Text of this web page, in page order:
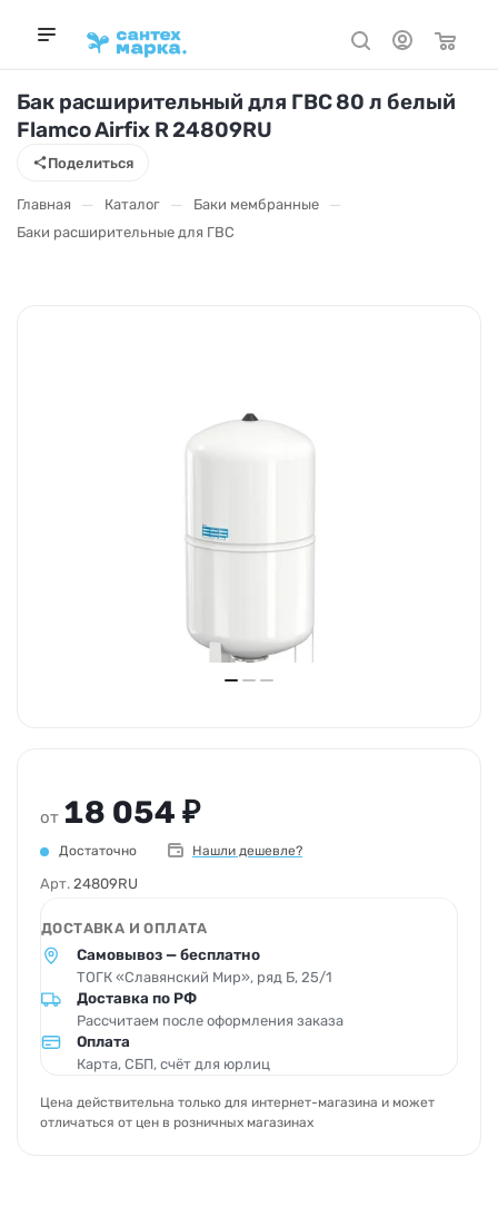
Поделиться
Бак расширительный для ГВС 80 л белый
Flamco Airfix R 24809RU
Главная — Каталог — Баки мембранные —
Баки расширительные для ГВС
от 18 054 ₽
Достаточно Нашли дешевле?
Арт. 24809RU
ДОСТАВКА И ОПЛАТА
Самовывоз — бесплатно
ТОГК «Славянский Мир», ряд Б, 25/1
Доставка по РФ
Рассчитаем после оформления заказа
Оплата
Карта, СБП, счёт для юрлиц
Цена действительна только для интернет-магазина и может
отличаться от цен в розничных магазинах